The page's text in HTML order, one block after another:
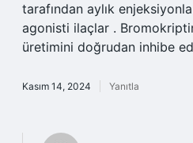
tarafından aylık
agonisti ilaçlar .
üretimini doğrudan inhibe
Kasım 14, 2024 Yanıtla